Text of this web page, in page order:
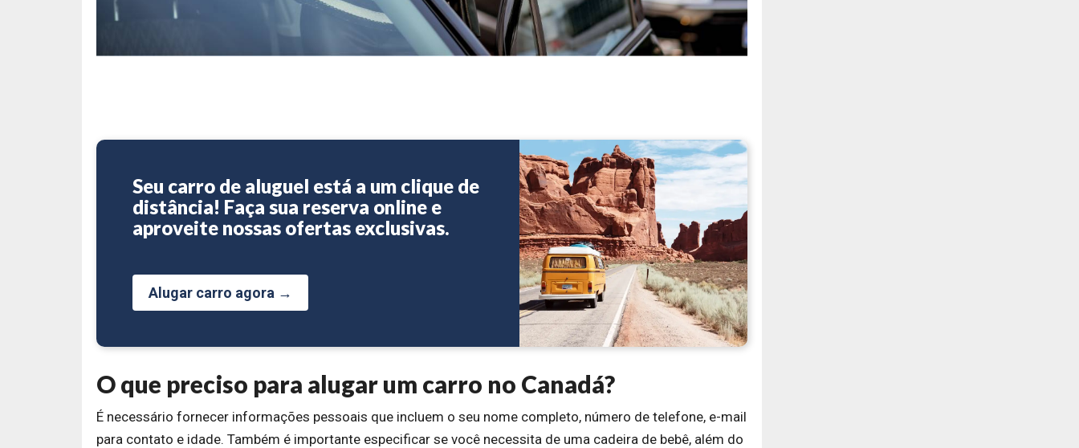
Seu carro de aluguel está a um clique de
distância! Faça sua reserva online e
aproveite nossas ofertas exclusivas.
Alugar carro agora →
O que preciso para alugar um carro no Canadá?
É necessário fornecer informações pessoais que incluem o seu nome completo, número de telefone, e-mail
para contato e idade. Também é importante especificar se você necessita de uma cadeira de bebê, além do